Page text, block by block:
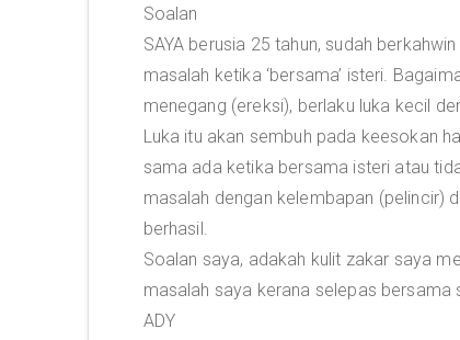
Soalan
SAYA berusia 25 tahun, sudah
masalah ketika ‘bersama’ isteri.
menegang (ereksi), berlaku luka kecil
Luka itu akan sembuh pada keesokan
sama ada ketika bersama isteri atau
masalah dengan kelembapan (pelincir)
berhasil.
Soalan saya, adakah kulit zakar saya
masalah saya kerana selepas bersama
ADY